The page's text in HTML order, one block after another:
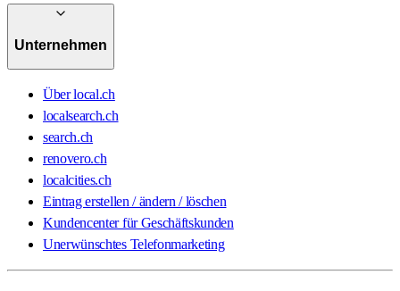
Unternehmen
Über local.ch
localsearch.ch
search.ch
renovero.ch
localcities.ch
Eintrag erstellen / ändern / löschen
Kundencenter für Geschäftskunden
Unerwünschtes Telefonmarketing